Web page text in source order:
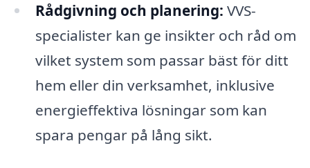
Rådgivning och planering: VVS-
specialister kan ge insikter och råd om
vilket system som passar bäst för ditt
hem eller din verksamhet, inklusive
energieffektiva lösningar som kan
spara pengar på lång sikt.